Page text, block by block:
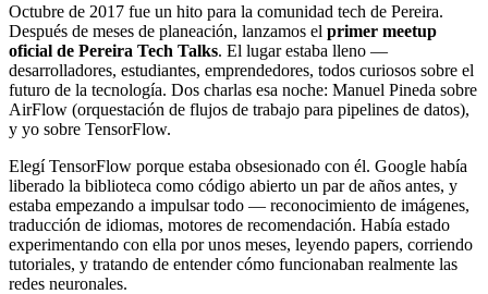
Octubre de 2017 fue un hito para la comunidad tech de Pereira.
Después de meses de planeación, lanzamos el primer meetup
oficial de Pereira Tech Talks. El lugar estaba lleno —
desarrolladores, estudiantes, emprendedores, todos curiosos sobre el
futuro de la tecnología. Dos charlas esa noche: Manuel Pineda sobre
AirFlow (orquestación de flujos de trabajo para pipelines de datos),
y yo sobre TensorFlow.
Elegí TensorFlow porque estaba obsesionado con él. Google había
liberado la biblioteca como código abierto un par de años antes, y
estaba empezando a impulsar todo — reconocimiento de imágenes,
traducción de idiomas, motores de recomendación. Había estado
experimentando con ella por unos meses, leyendo papers, corriendo
tutoriales, y tratando de entender cómo funcionaban realmente las
redes neuronales.